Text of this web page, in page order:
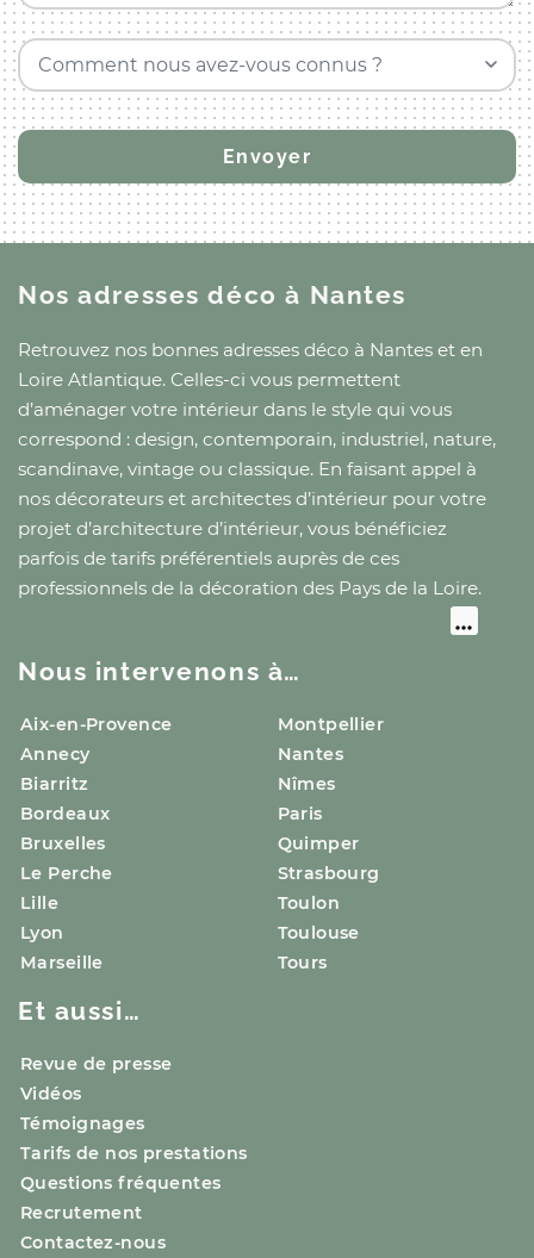
Comment nous avez-vous connus ?
Nos adresses décoà Nantes
Retrouvez nos bonnes adresses déco à Nantes et en
Loire Atlantique. Celles-ci vous permettent
d’aménager votre intérieur dans le style qui vous
correspond : design, contemporain, industriel, nature,
scandinave, vintage ou classique. En faisant appel à
nos décorateurs et architectes d’intérieur pour votre
projet d’architecture d’intérieur, vous bénéficiez
parfois de tarifs préférentiels auprès de ces
professionnels de la décoration des Pays de la Loire.
Nous intervenons à…
Aix-en-Provence
Annecy
Biarritz
Bordeaux
Bruxelles
Le Perche
Lille
Lyon
Marseille
Montpellier
Nantes
Nîmes
Paris
Quimper
Strasbourg
Toulon
Toulouse
Tours
Et aussi…
Revue de presse
Vidéos
Témoignages
Tarifs de nos prestations
Questions fréquentes
Recrutement
Contactez-nous